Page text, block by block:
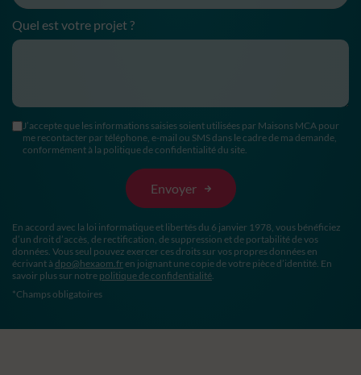
Quel est votre projet ?
J’accepte que les informations saisies soient utilisées par Maisons MCA pour
me recontacter par téléphone, e-mail ou SMS dans le cadre de ma demande,
conformément à la politique de confidentialité du site.
En accord avec la loi informatique et libertés du 6 janvier 1978, vous bénéficiez
d’un droit d’accès, de rectification, de suppression et de portabilité de vos
données. Vous seul pouvez exercer ces droits sur vos propres données en
écrivant à dpo@hexaom.fr en joignant une copie de votre pièce d’identité. En
savoir plus sur notre politique de confidentialité.
*Champs obligatoires